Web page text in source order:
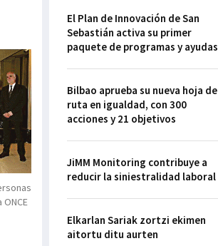
El Plan de Innovación de San
Sebastián activa su primer
paquete de programas y ayudas
Bilbao aprueba su nueva hoja de
ruta en igualdad, con 300
acciones y 21 objetivos
JiMM Monitoring contribuye a
reducir la siniestralidad laboral
Elkarlan Sariak zortzi ekimen
aitortu ditu aurten